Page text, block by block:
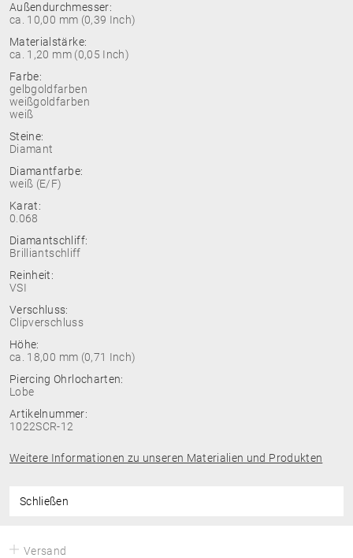
Außendurchmesser:
ca. 10,00 mm (0,39 Inch)
Materialstärke:
ca. 1,20 mm (0,05 Inch)
Farbe:
gelbgoldfarben
weißgoldfarben
weiß
Steine:
Diamant
Diamantfarbe:
weiß (E/F)
Karat:
0.068
Diamantschliff:
Brilliantschliff
Reinheit:
VSI
Verschluss:
Clipverschluss
Höhe:
ca. 18,00 mm (0,71 Inch)
Piercing Ohrlocharten:
Lobe
Artikelnummer:
1022SCR-12
Weitere Informationen zu unseren Materialien und Produkten
Schließen
Versand